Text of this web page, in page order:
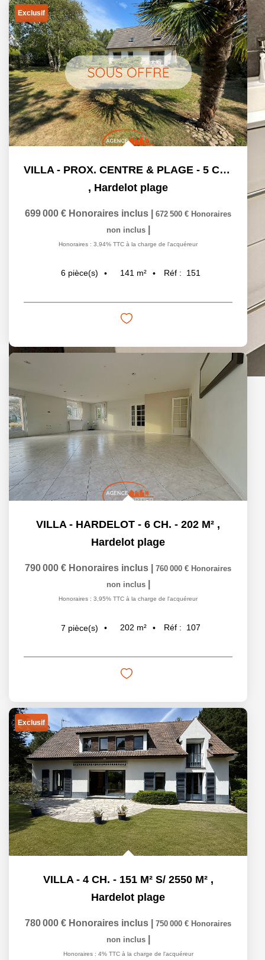
Exclusif
VILLA - PROX. CENTRE & PLAGE - 5 CH. - 141 M²
, Hardelot plage
699 000 € Honoraires inclus 672 500 € Honoraires
non inclus
Honoraires : 3,94% TTC à la charge de l'acquéreur
6 pièce(s) 141 m² Réf : 151
VILLA - HARDELOT - 6 CH. - 202 M² ,
Hardelot plage
790 000 € Honoraires inclus 760 000 € Honoraires
non inclus
Honoraires : 3,95% TTC à la charge de l'acquéreur
7 pièce(s) 202 m² Réf : 107
Exclusif
VILLA - 4 CH. - 151 M² S/ 2550 M² ,
Hardelot plage
780 000 € Honoraires inclus 750 000 € Honoraires
non inclus
Honoraires : 4% TTC à la charge de l'acquéreur